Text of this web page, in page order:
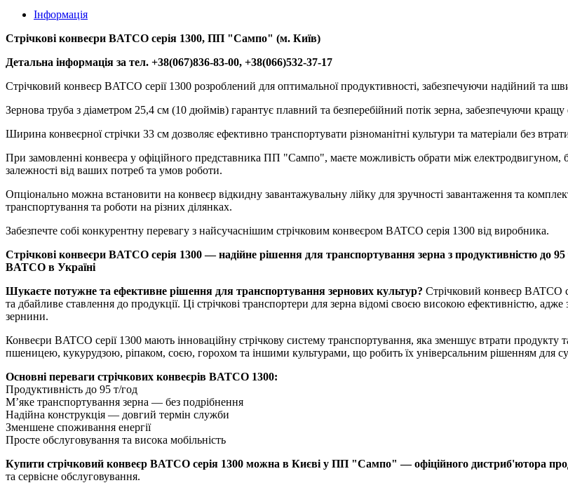
Інформація
Стрічкові конвеєри BATCO серія 1300, ПП "Сампо" (м. Київ)
Детальна інформація за тел. +38(067)836-83-00, +38(066)532-37-17
Стрічковий конвеєр BATCO серії 1300 розроблений для оптимальної продуктивності, забезпечуючи надійний та
Зернова труба з діаметром 25,4 см (10 дюймів) гарантує плавний та безперебійний потік зерна, забезпечуючи
Ширина конвеєрної стрічки 33 см дозволяє ефективно транспортувати різноманітні культури та матеріали без
При замовленні конвеєра у офіційного представника ПП "Сампо", маєте можливість обрати між
залежності від ваших потреб та умов роботи.
Опціонально можна встановити на конвеєр відкидну завантажувальну лійку для зручності завантаження та
транспортування та роботи на різних ділянках.
Забезпечте собі конкурентну перевагу з найсучаснішим стрічковим конвеєром BATCO серія 1300 від виробника.
Стрічкові конвеєри BATCO серія 1300 — надійне рішення для транспортування зерна з продуктивністю
BATCO в Україні
Шукаєте потужне та ефективне рішення для транспортування зернових культур? Стрічковий конвеєр BATCO
та дбайливе ставлення до продукції. Ці стрічкові транспортери для зерна відомі своєю високою ефективністю,
зернини.
Конвеєри BATCO серії 1300 мають інноваційну стрічкову систему транспортування, яка зменшує втрати продукту
пшеницею, кукурудзою, ріпаком, соєю, горохом та іншими культурами, що робить їх універсальним рішенням для
Основні переваги стрічкових конвеєрів BATCO 1300:
Продуктивність до 95 т/год
М’яке транспортування зерна — без подрібнення
Надійна конструкція — довгий термін служби
Зменшене споживання енергії
Просте обслуговування та висока мобільність
Купити стрічковий конвеєр BATCO серія 1300 можна в Києві у ПП "Сампо" — офіційного дистриб'ютора
та сервісне обслуговування.